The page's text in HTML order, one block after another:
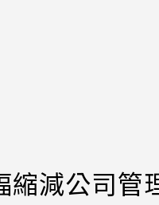
減公司管